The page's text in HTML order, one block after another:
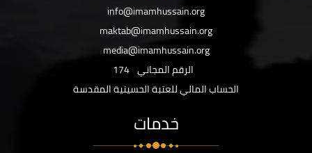
info@imamhussain.org
maktab@imamhussain.org
media@imamhussain.org
الرقم المجاني 174
الحساب المالي للعتبة الحسينية المقدسة
خدمات